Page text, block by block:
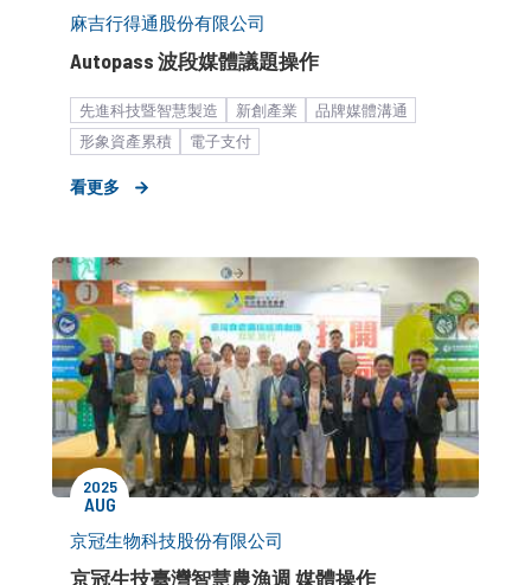
麻吉行得通股份有限公司
Autopass 波段媒體議題操作
先進科技暨智慧製造 新創產業
品牌媒體溝通
形象資產累積
電子支付
看更多
2025
AUG
京冠生物科技股份有限公司
京冠生技臺灣智慧農漁週 媒體操作